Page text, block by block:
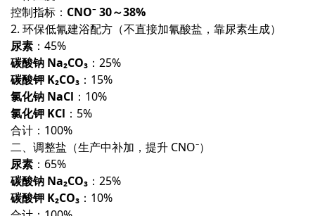
控制指标： CNO⁻ 30～38%
2. 环保低氰建浴配方（不直接加氰酸盐，靠尿素生成）
尿素 ：45%
碳酸钠 Na₂CO₃ ：25%
碳酸钾 K₂CO₃ ：15%
氯化钠 NaCl ：10%
氯化钾 KCl ：5%
合计：100%
二、调整盐（生产中补加，提升 CNO⁻）
尿素 ：65%
碳酸钠 Na₂CO₃ ：25%
碳酸钾 K₂CO₃ ：10%